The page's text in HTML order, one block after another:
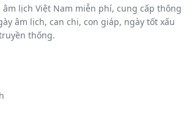
lịch Việt Nam miễn phí, cung cấp thông
âm lịch, can chi, con giáp, ngày tốt xấu
thống.